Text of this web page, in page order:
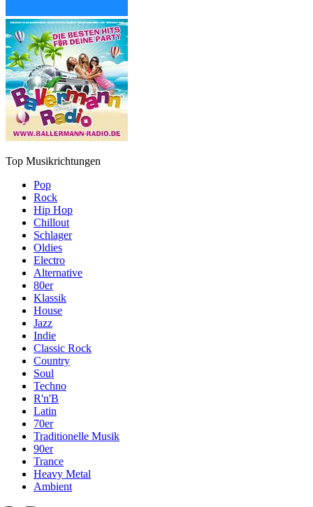
Top Musikrichtungen
Pop
Rock
Hip Hop
Chillout
Schlager
Oldies
Electro
Alternative
80er
Klassik
House
Jazz
Indie
Classic Rock
Country
Soul
Techno
R'n'B
Latin
70er
Traditionelle Musik
90er
Trance
Heavy Metal
Ambient